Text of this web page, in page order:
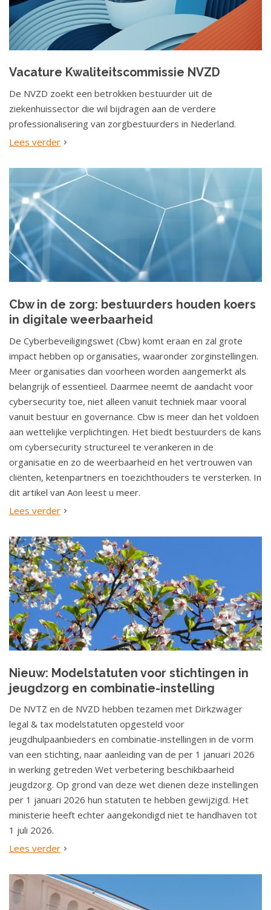
v
i
g
a
t
e
Vacature Kwaliteitscommissie NVZD
De NVZD zoekt een betrokken bestuurder uit de
ziekenhuissector die wil bijdragen aan de verdere
professionalisering van zorgbestuurders in Nederland.
Lees verder
Cbw in de zorg: bestuurders houden koers
in digitale weerbaarheid
De Cyberbeveiligingswet (Cbw) komt eraan en zal grote
impact hebben op organisaties, waaronder zorginstellingen.
Meer organisaties dan voorheen worden aangemerkt als
belangrijk of essentieel. Daarmee neemt de aandacht voor
cybersecurity toe, niet alleen vanuit techniek maar vooral
vanuit bestuur en governance. Cbw is meer dan het voldoen
aan wettelijke verplichtingen. Het biedt bestuurders de kans
om cybersecurity structureel te verankeren in de
organisatie en zo de weerbaarheid en het vertrouwen van
cliënten, ketenpartners en toezichthouders te versterken. In
dit artikel van Aon leest u meer.
Lees verder
Nieuw: Modelstatuten voor stichtingen in
jeugdzorg en combinatie-instelling
De NVTZ en de NVZD hebben tezamen met Dirkzwager
legal & tax modelstatuten opgesteld voor
jeugdhulpaanbieders en combinatie-instellingen in de vorm
van een stichting, naar aanleiding van de per 1 januari 2026
in werking getreden Wet verbetering beschikbaarheid
jeugdzorg. Op grond van deze wet dienen deze instellingen
per 1 januari 2026 hun statuten te hebben gewijzigd. Het
ministerie heeft echter aangekondigd niet te handhaven tot
1 juli 2026.
Lees verder